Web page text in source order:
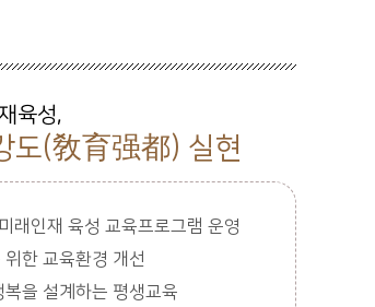
육성,
도(敎育强都) 실현
래인재 육성 교육프로그램 운영
한 교육환경 개선
을 설계하는 평생교육